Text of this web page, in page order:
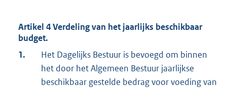
Artikel 4 Verdeling van het jaarlijks beschikbaar
budget.
1.
Het Dagelijks Bestuur is bevoegd om binnen
het door het Algemeen Bestuur jaarlijkse
beschikbaar gestelde bedrag voor voeding van